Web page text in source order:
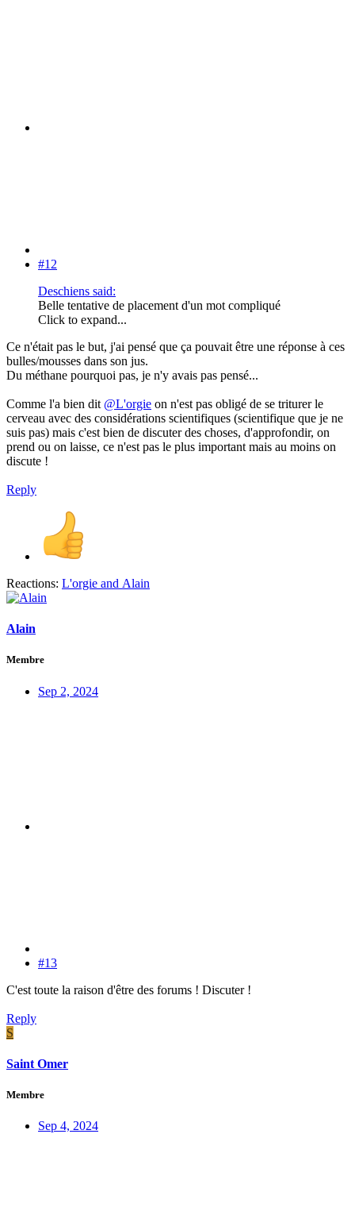
#12
Deschiens said:
Belle tentative de placement d'un mot compliqué
Click to expand...
Ce n'était pas le but, j'ai pensé que ça pouvait être une réponse à ces
bulles/mousses dans son jus.
Du méthane pourquoi pas, je n'y avais pas pensé...
Comme l'a bien dit @L'orgie on n'est pas obligé de se triturer le
cerveau avec des considérations scientifiques (scientifique que je ne
suis pas) mais c'est bien de discuter des choses, d'approfondir, on
prend ou on laisse, ce n'est pas le plus important mais au moins on
discute !
Reply
Reactions: L'orgie and Alain
Alain
Membre
Sep 2, 2024
#13
C'est toute la raison d'être des forums ! Discuter !
Reply
S
Saint Omer
Membre
Sep 4, 2024